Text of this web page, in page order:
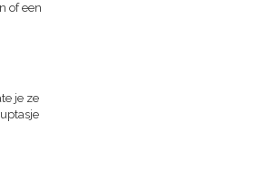
of een
je ze